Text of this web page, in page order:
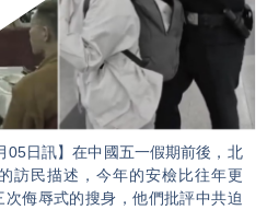
Video
05日訊】在中國五一假期前後，北
訪民描述，今年的安檢比往年更
侮辱式的搜身，他們批評中共迫